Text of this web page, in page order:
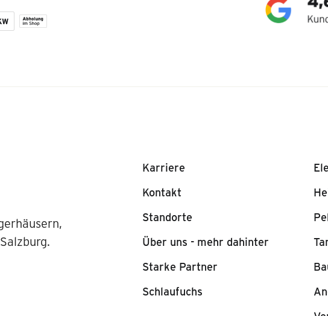
Karriere
Kontakt
Standorte
Über uns - mehr dahinter
Starke Partner
Schlaufuchs